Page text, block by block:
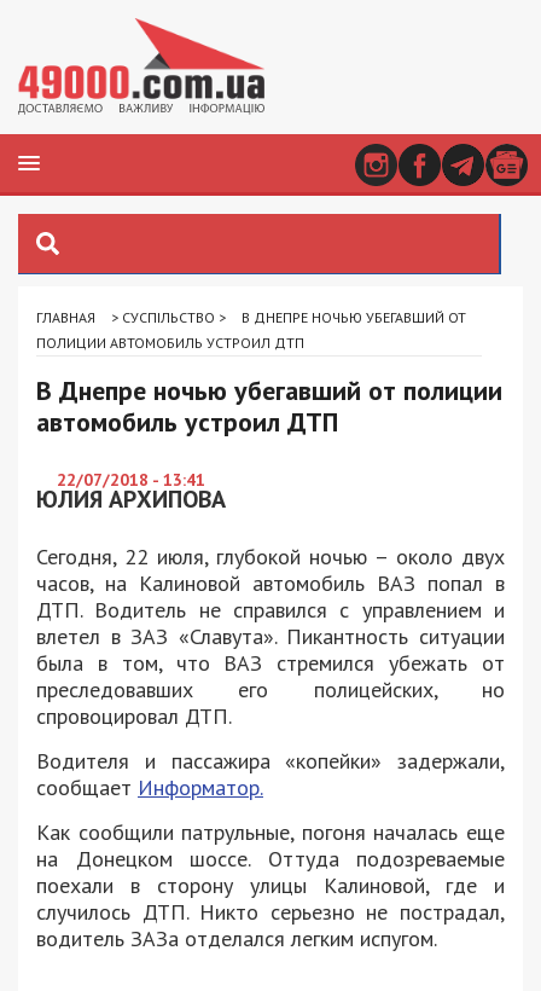
ГЛАВНАЯ > СУСПІЛЬСТВО >
В ДНЕПРЕ НОЧЬЮ УБЕГАВШИЙ ОТ
ПОЛИЦИИ АВТОМОБИЛЬ УСТРОИЛ ДТП
В Днепре ночью убегавший от полиции
автомобиль устроил ДТП
22/07/2018 - 13:41
ЮЛИЯ АРХИПОВА
Сегодня, 22 июля, глубокой ночью – около двух
часов, на Калиновой автомобиль ВАЗ попал в
ДТП. Водитель не справился с управлением и
влетел в ЗАЗ «Славута». Пикантность ситуации
была в том, что ВАЗ стремился убежать от
преследовавших его полицейских, но
спровоцировал ДТП.
Водителя и пассажира «копейки» задержали,
сообщает Информатор.
Как сообщили патрульные, погоня началась еще
на Донецком шоссе. Оттуда подозреваемые
поехали в сторону улицы Калиновой, где и
случилось ДТП. Никто серьезно не пострадал,
водитель ЗАЗа отделался легким испугом.